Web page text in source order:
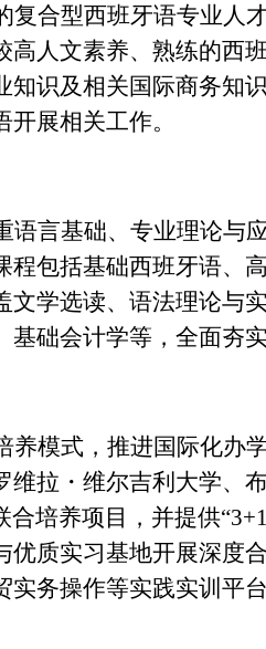
复合型西班牙语专业人
高人文素养、熟练的西
知识及相关国际商务知
展相关工作。
语言基础、专业理论与
程包括基础西班牙语、
文学选读、语法理论与
基础会计学等，全面夯
养模式，推进国际化办
维拉・维尔吉利大学、
合培养项目，并提供
优质实习基地开展深度
实务操作等实践实训平